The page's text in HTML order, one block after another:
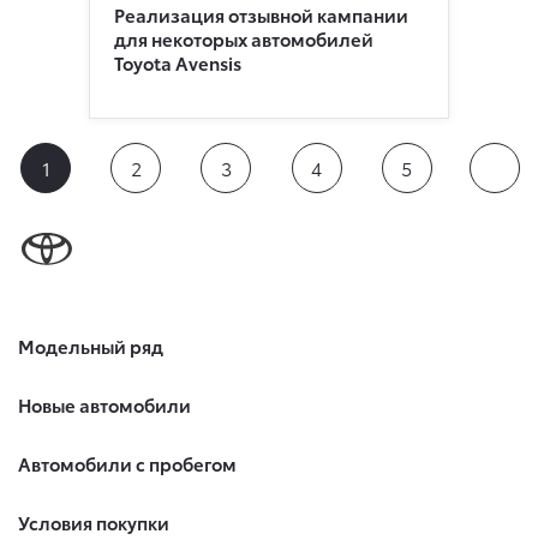
Реализация отзывной кампании
для некоторых автомобилей
Toyota Avensis
1 2 3 4 5
Модельный ряд
Новые автомобили
Автомобили с пробегом
Условия покупки